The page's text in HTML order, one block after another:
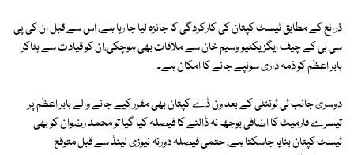
ذرائع کے مطابق ٹیسٹ کپتان کی کارکردگی کا جائزہ لیا جا رہا ہے، اس سے قبل ان کی پی
سی بی کے چیف ایگزیکٹیو وسیم خان سے ملاقات بھی ہوچکی،ان کو قیادت سے ہٹاکر
بابر اعظم کو ذمہ داری سونپے جانے کا امکان ہے۔
دوسری جانب ٹی ٹوئنٹی کے بعد ون ڈے کپتان بھی مقرر کیے جانے والے بابر اعظم پر
تیسرے فارمیٹ کا اضافی بوجھ نہ ڈالنے کا فیصلہ کیا گیا تو محمد رضوان کو بھی
ٹیسٹ کپتان بنایا جاسکتا ہے، حتمی فیصلہ دورئہ نیوزی لینڈ سے قبل متوقع